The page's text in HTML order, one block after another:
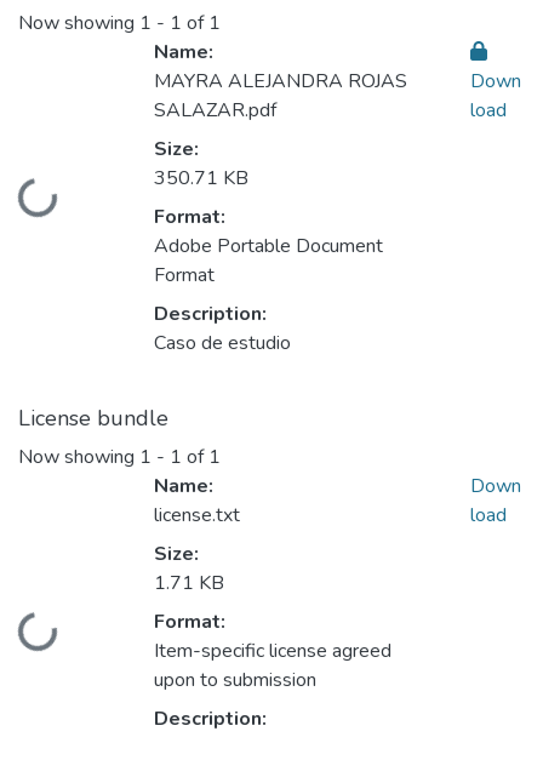
Now showing 1 - 1 of 1
Loading...
Name:
MAYRA ALEJANDRA ROJAS
SALAZAR.pdf
Size:
350.71 KB
Format:
Adobe Portable Document
Format
Description:
Caso de estudio
Down
load
License bundle
Now showing 1 - 1 of 1
Loading...
Name:
license.txt
Size:
1.71 KB
Format:
Item-specific license agreed
upon to submission
Description:
Down
load